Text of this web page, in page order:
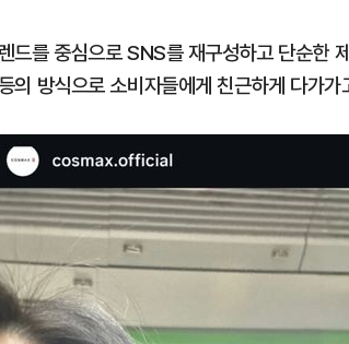
드를 중심으로 SNS를 재구성하고 단순한
의 방식으로 소비자들에게 친근하게 다가가